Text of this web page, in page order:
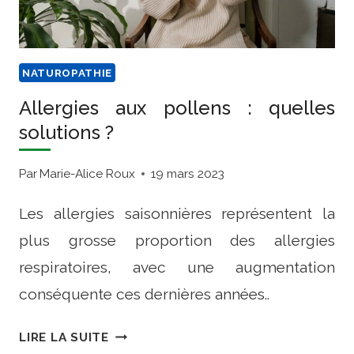
NATUROPATHIE
Allergies aux pollens : quelles
solutions ?
ParMarie-Alice Roux 19 mars 2023
Les allergies saisonnières représentent la
plus grosse proportion des allergies
respiratoires, avec une augmentation
conséquente ces dernières années..
LIRE LA SUITEALLERGIES